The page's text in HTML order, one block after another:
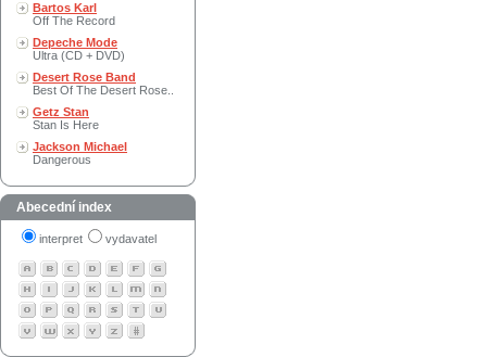
Bartos Karl
Off The Record
Depeche Mode
Ultra (CD + DVD)
Desert Rose Band
Best Of The Desert Rose..
Getz Stan
Stan Is Here
Jackson Michael
Dangerous
Abecední index
interpret vydavatel